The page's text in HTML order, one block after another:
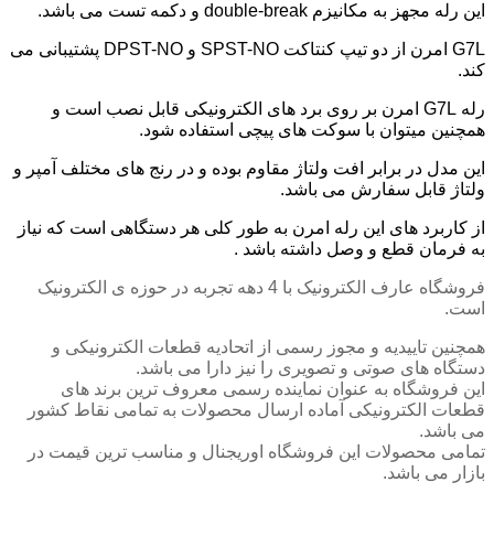
این رله مجهز به مکانیزم double-break و دکمه تست می باشد.
G7L امرن از دو تیپ کنتاکت SPST-NO و DPST-NO پشتیبانی می
کند.
رله G7L امرن بر روی برد های الکترونیکی قابل نصب است و
همچنین میتوان با سوکت های پیچی استفاده شود.
این مدل در برابر افت ولتاژ مقاوم بوده و در رنج های مختلف آمپر و
ولتاژ قابل سفارش می باشد.
از کاربرد های این رله امرن به طور کلی هر دستگاهی است که نیاز
به فرمان قطع و وصل داشته باشد .
فروشگاه عارف الکترونیک با 4 دهه تجربه در حوزه ی الکترونیک
است.
همچنین تاییدیه و مجوز رسمی از اتحادیه قطعات الکترونیکی و
دستگاه های صوتی و تصویری را نیز دارا می باشد.
این فروشگاه به عنوان نماینده رسمی معروف ترین برند های
قطعات الکترونیکی آماده ارسال محصولات به تمامی نقاط کشور
می باشد.
تمامی محصولات این فروشگاه اوریجنال و مناسب ترین قیمت در
بازار می باشد.